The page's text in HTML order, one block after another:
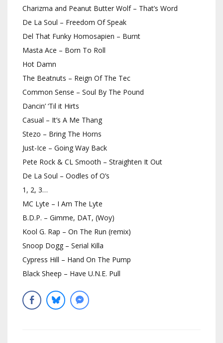
Charizma and Peanut Butter Wolf – That’s Word
De La Soul – Freedom Of Speak
Del That Funky Homosapien – Burnt
Masta Ace – Born To Roll
Hot Damn
The Beatnuts – Reign Of The Tec
Common Sense – Soul By The Pound
Dancin’ ‘Til it Hirts
Casual – It’s A Me Thang
Stezo – Bring The Horns
Just-Ice – Going Way Back
Pete Rock & CL Smooth – Straighten It Out
De La Soul – Oodles of O’s
1, 2, 3…
MC Lyte – I Am The Lyte
B.D.P. – Gimme, DAT, (Woy)
Kool G. Rap – On The Run (remix)
Snoop Dogg – Serial Killa
Cypress Hill – Hand On The Pump
Black Sheep – Have U.N.E. Pull